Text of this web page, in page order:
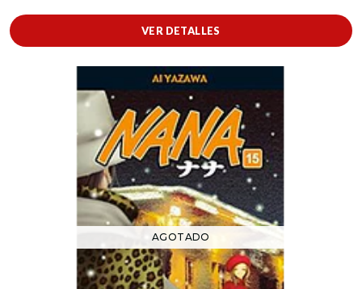
VER DETALLES
AGOTADO